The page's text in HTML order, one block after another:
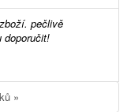
doporučit!
»